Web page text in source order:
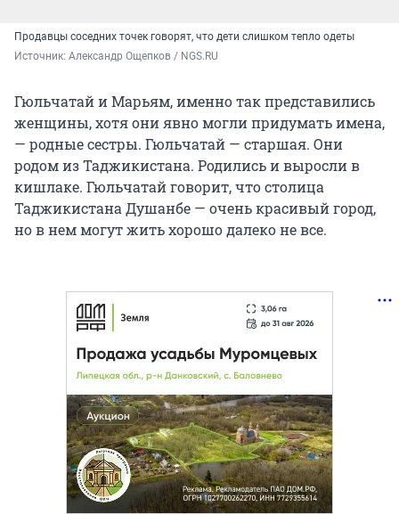
Продавцы соседних точек говорят, что дети слишком тепло одеты
Источник: Александр Ощепков / NGS.RU
Гюльчатай и Марьям, именно так представились
женщины, хотя они явно могли придумать имена,
— родные сестры. Гюльчатай — старшая. Они
родом из Таджикистана. Родились и выросли в
кишлаке. Гюльчатай говорит, что столица
Таджикистана Душанбе — очень красивый город,
но в нем могут жить хорошо далеко не все.